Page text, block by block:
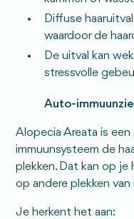
Diffuse
waardoor de
De uitval kan
stressvolle
Auto-
Alopecia Areata is
immuunsysteem de
plekken. Dat kan op
op andere plekken van
Je herkent het aan: